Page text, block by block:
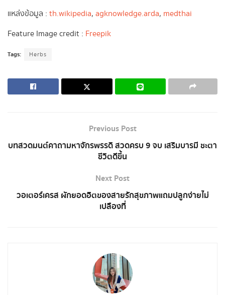
แหล่งข้อมูล : th.wikipedia, agknowledge.arda, medthai
Feature Image credit : Freepik
Tags: Herbs
Previous Post
บทสวดมนต์คาถามหาจักรพรรดิ สวดครบ 9 จบ เสริมบารมี ชะตา
ชีวิตดีขึ้น
Next Post
วอเตอร์เครส ผักยอดฮิตของสายรักสุขภาพแถมปลูกง่ายไม่
เปลืองที่